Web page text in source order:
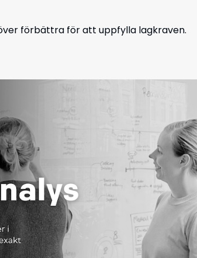
förbättra för att uppfylla lagkraven.